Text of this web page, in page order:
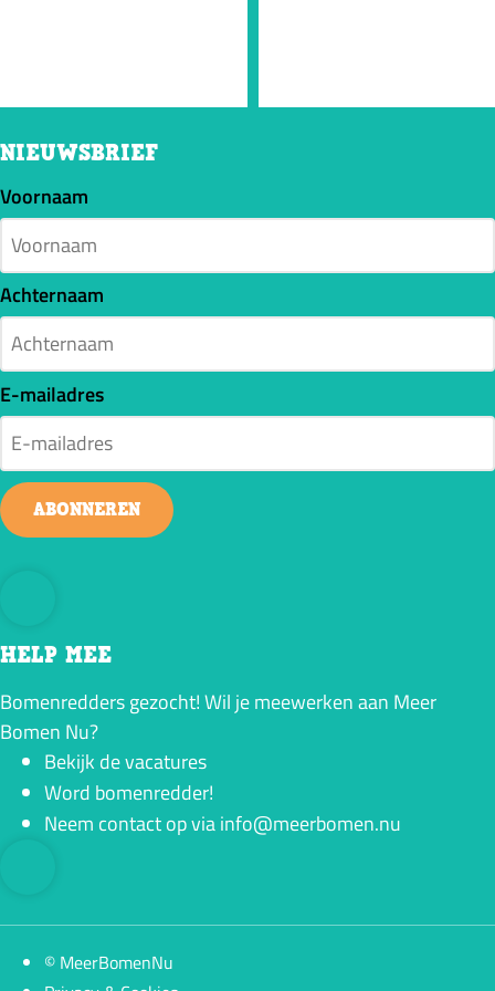
NIEUWSBRIEF
Voornaam
Achternaam
E-mailadres
ABONNEREN
HELP MEE
Bomenredders gezocht! Wil je meewerken aan Meer
Bomen Nu?
Bekijk de vacatures
Word bomenredder!
Neem contact op via info@meerbomen.nu
© MeerBomenNu